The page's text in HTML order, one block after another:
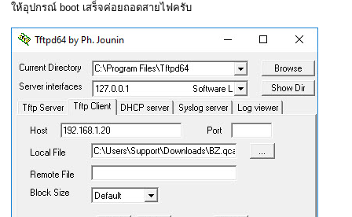
ให้อุปกรณ์ boot เสร็จค่อยถอดสายไฟครับ